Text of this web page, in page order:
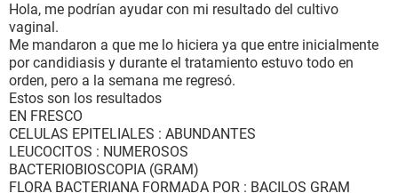
Hola, me podrían ayudar con mi resultado del cultivo
vaginal.
Me mandaron a que me lo hiciera ya que entre inicialmente
por candidiasis y durante el tratamiento estuvo todo en
orden, pero a la semana me regresó.
Estos son los resultados
EN FRESCO
CELULAS EPITELIALES : ABUNDANTES
LEUCOCITOS : NUMEROSOS
BACTERIOBIOSCOPIA (GRAM)
FLORA BACTERIANA FORMADA POR : BACILOS GRAM